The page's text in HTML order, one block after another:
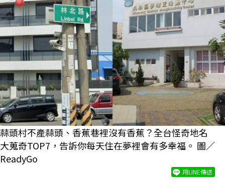
蒜頭村不產蒜頭、香蕉巷裡沒有香蕉？全台怪奇地名
大蒐奇TOP7，告訴你每天住在夢裡會有多幸福。 圖／
ReadyGo
用LINE傳送